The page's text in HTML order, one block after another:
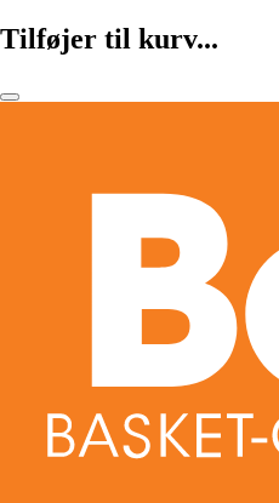
Tilføjer til kurv...